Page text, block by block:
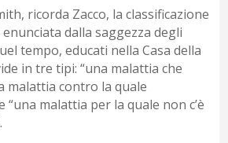
ricorda Zacco, la classificazione
dalla saggezza degli
tempo, educati nella Casa della
in tre tipi: “una malattia che
malattia contro la quale
“una malattia per la quale non c’è